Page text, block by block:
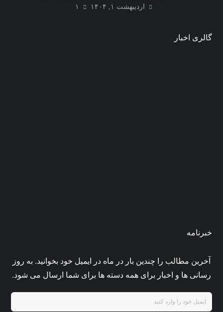
اردیبهشت ۱, ۱۴۰۴
۱
گالری اخبار
خبرنامه
آخرین مطالب را چندین بار در ماه در ایمیل خود بخوانید. به روز
رسانی ها و اخبار برای همه دسته ها برای شما ارسال می شود.